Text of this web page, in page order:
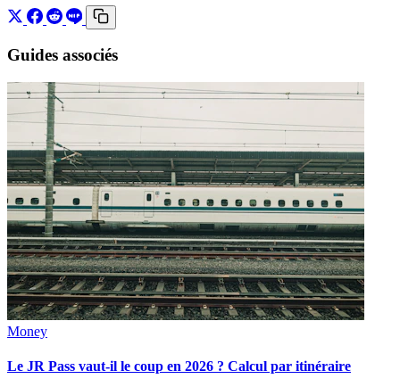
Guides associés
Money
Le JR Pass vaut-il le coup en 2026 ? Calcul par itinéraire